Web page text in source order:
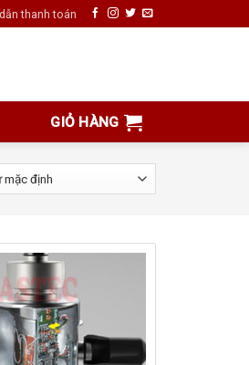
thanh toán
GIỎ HÀNG